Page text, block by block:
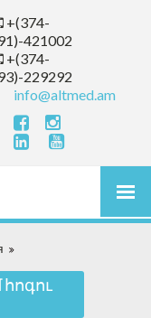
+(374-
421002
+(374-
229292
info@altmed.am